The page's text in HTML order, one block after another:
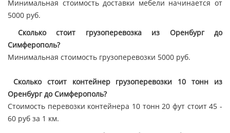
Минимальная стоимость доставки мебели начинается от
5000 руб.
Сколько стоит грузоперевозка из Оренбург до
Симферополь?
Минимальная стоимость грузоперевозки 5000 руб.
Сколько стоит контейнер грузоперевозки 10 тонн из
Оренбург до Симферополь?
Стоимость перевозки контейнера 10 тонн 20 фут стоит 45 -
60 руб за 1 км.